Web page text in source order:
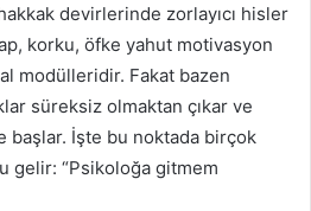
devirlerinde zorlayıcı hisler
korku, öfke yahut motivasyon
modülleridir. Fakat bazen
süreksiz olmaktan çıkar ve
başlar. İşte bu noktada birçok
gelir: “Psikoloğa gitmem